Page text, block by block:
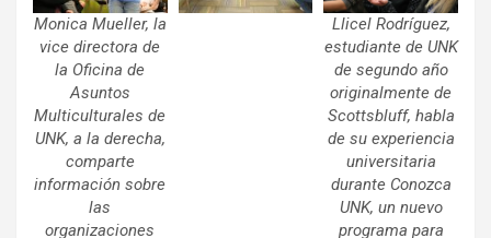
Monica Mueller, la
vice directora de
la Oficina de
Asuntos
Multiculturales de
UNK, a la derecha,
comparte
información sobre
las
organizaciones
Llicel Rodríguez,
estudiante de UNK
de segundo año
originalmente de
Scottsbluff, habla
de su experiencia
universitaria
durante Conozca
UNK, un nuevo
programa para